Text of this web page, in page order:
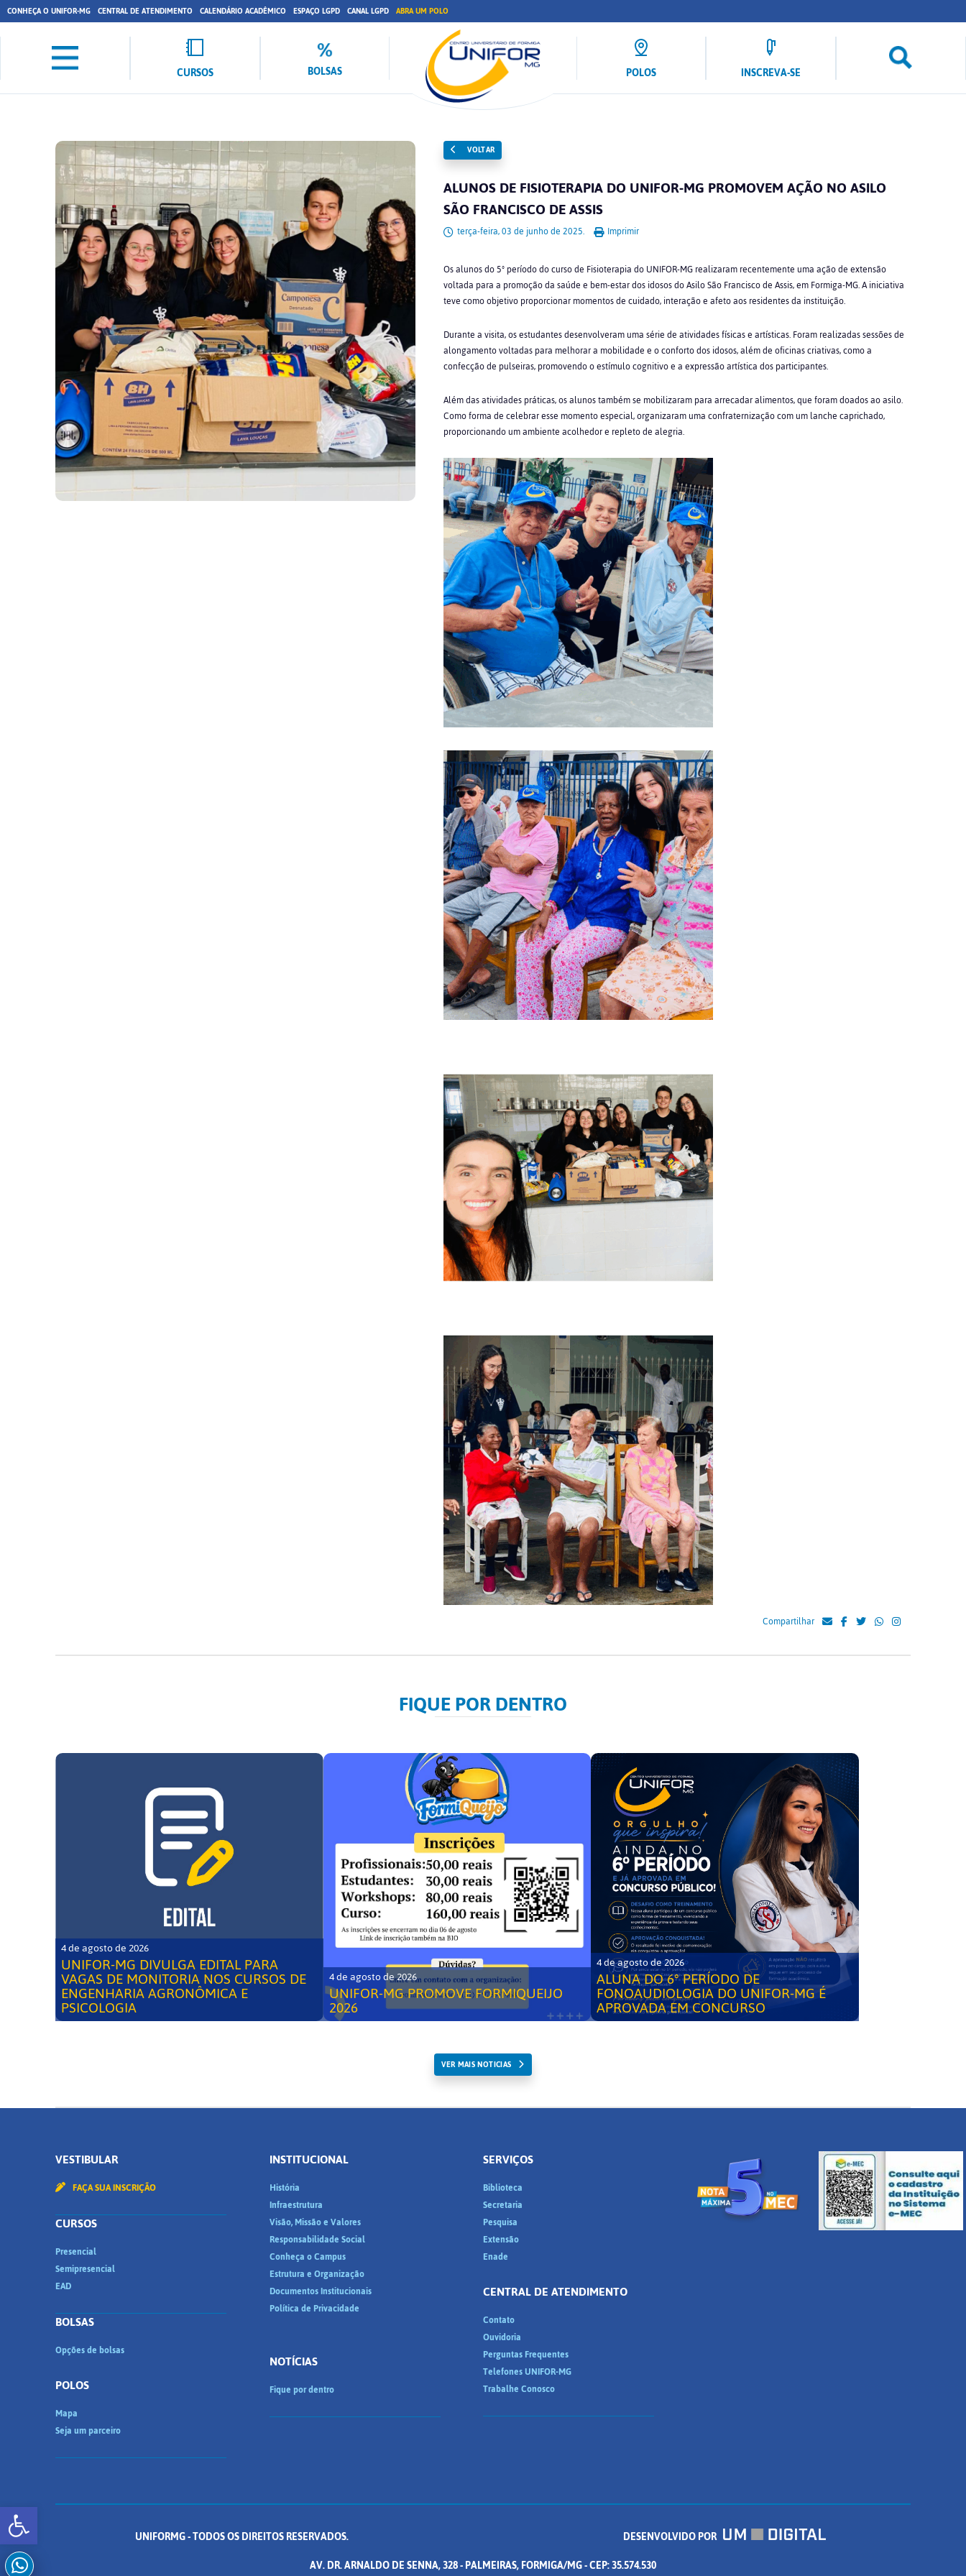
Abrir a barra de ferramentas
CONHEÇA O UNIFOR-MG CENTRAL DE ATENDIMENTO CALENDÁRIO ACADÊMICO ESPAÇO LGPD CANAL LGPD ABRA UM POLO
CURSOS BOLSAS POLOS INSCREVA-SE
VOLTAR
ALUNOS DE FISIOTERAPIA DO UNIFOR-MG PROMOVEM AÇÃO NO ASILO
SÃO FRANCISCO DE ASSIS
terça-feira, 03 de junho de 2025. Imprimir
Os alunos do 5º período do curso de Fisioterapia do UNIFOR-MG realizaram recentemente uma ação de extensão
voltada para a promoção da saúde e bem-estar dos idosos do Asilo São Francisco de Assis, em Formiga-MG. A iniciativa
teve como objetivo proporcionar momentos de cuidado, interação e afeto aos residentes da instituição.
Durante a visita, os estudantes desenvolveram uma série de atividades físicas e artísticas. Foram realizadas sessões de
alongamento voltadas para melhorar a mobilidade e o conforto dos idosos, além de oficinas criativas, como a
confecção de pulseiras, promovendo o estímulo cognitivo e a expressão artística dos participantes.
Além das atividades práticas, os alunos também se mobilizaram para arrecadar alimentos, que foram doados ao asilo.
Como forma de celebrar esse momento especial, organizaram uma confraternização com um lanche caprichado,
proporcionando um ambiente acolhedor e repleto de alegria.
Compartilhar
FIQUE POR DENTRO
4 de agosto de 2026
UNIFOR-MG DIVULGA EDITAL PARA
VAGAS DE MONITORIA NOS CURSOS DE
ENGENHARIA AGRONÔMICA E
PSICOLOGIA
4 de agosto de 2026
UNIFOR-MG PROMOVE FORMIQUEIJO
2026
4 de agosto de 2026
ALUNA DO 6° PERÍODO DE
FONOAUDIOLOGIA DO UNIFOR-MG É
APROVADA EM CONCURSO
VER MAIS NOTICIAS
VESTIBULAR
FAÇA SUA INSCRIÇÃO
CURSOS
Presencial
Semipresencial
EAD
BOLSAS
Opções de bolsas
POLOS
Mapa
Seja um parceiro
INSTITUCIONAL
História
Infraestrutura
Visão, Missão e Valores
Responsabilidade Social
Conheça o Campus
Estrutura e Organização
Documentos Institucionais
Política de Privacidade
NOTÍCIAS
Fique por dentro
SERVIÇOS
Biblioteca
Secretaria
Pesquisa
Extensão
Enade
CENTRAL DE ATENDIMENTO
Contato
Ouvidoria
Perguntas Frequentes
Telefones UNIFOR-MG
Trabalhe Conosco
UNIFORMG - TODOS OS DIREITOS RESERVADOS.
DESENVOLVIDO POR
AV. DR. ARNALDO DE SENNA, 328 - PALMEIRAS, FORMIGA/MG - CEP: 35.574.530